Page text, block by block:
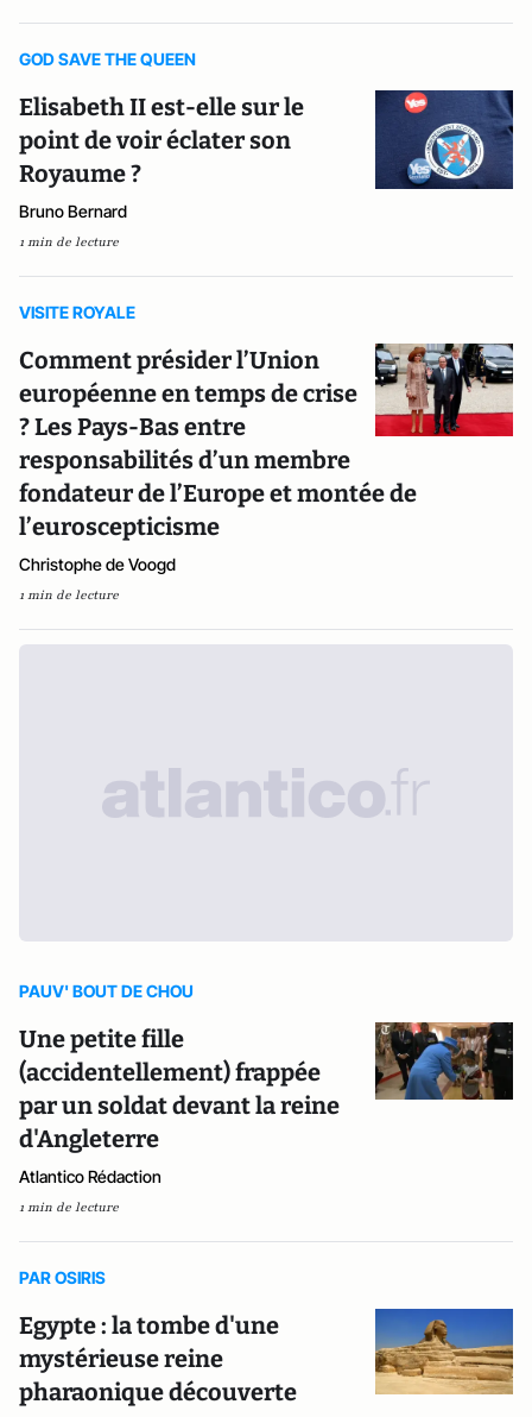
GOD SAVE THE QUEEN
Elisabeth II est-elle sur le
point de voir éclater son
Royaume ?
Bruno Bernard
1 min de lecture
VISITE ROYALE
Comment présider l’Union
européenne en temps de crise
? Les Pays-Bas entre
responsabilités d’un membre
fondateur de l’Europe et montée de
l’euroscepticisme
Christophe de Voogd
1 min de lecture
PAUV' BOUT DE CHOU
Une petite fille
(accidentellement) frappée
par un soldat devant la reine
d'Angleterre
Atlantico Rédaction
1 min de lecture
PAR OSIRIS
Egypte : la tombe d'une
mystérieuse reine
pharaonique découverte